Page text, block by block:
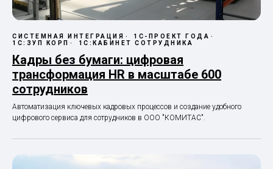
СИСТЕМНАЯ ИНТЕГРАЦИЯ
1С-ПРОЕКТ ГОДА
1С:ЗУП КОРП
1С:КАБИНЕТ СОТРУДНИКА
Кадры без бумаги: цифровая
трансформация HR в масштабе 600
сотрудников
Автоматизация ключевых кадровых процессов и создание удобного
цифрового сервиса для сотрудников в ООО "КОМИТАС".